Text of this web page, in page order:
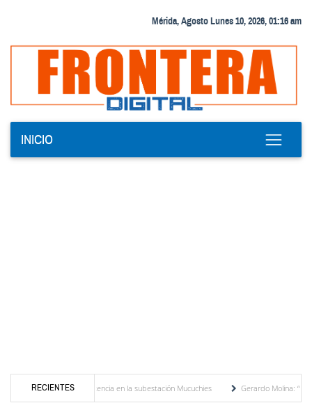
Mérida, Agosto Lunes 10, 2026, 01:16 am
INICIO
RECIENTES
de potencia en la subestación Mucuchies
Gerardo Molina: “El legado